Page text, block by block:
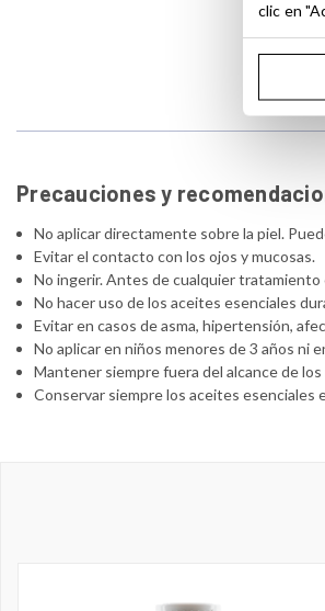
Precauciones y
No aplicar directamente sobre la piel.
Evitar el contacto con los ojos y mucosas.
No ingerir. Antes de cualquier
No hacer uso de los aceites esenciales
Evitar en casos de asma, hipertensión,
No aplicar en niños menores de 3 años ni
Mantener siempre fuera del alcance de los
Conservar siempre los aceites esenciales
clic en